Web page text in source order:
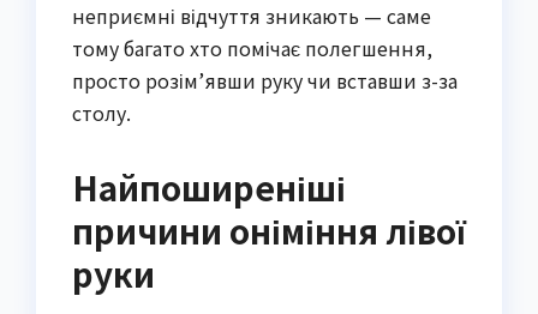
неприємні відчуття зникають — саме
тому багато хто помічає полегшення,
просто розім’явши руку чи вставши з-за
столу.
Найпоширеніші
причини оніміння лівої
руки